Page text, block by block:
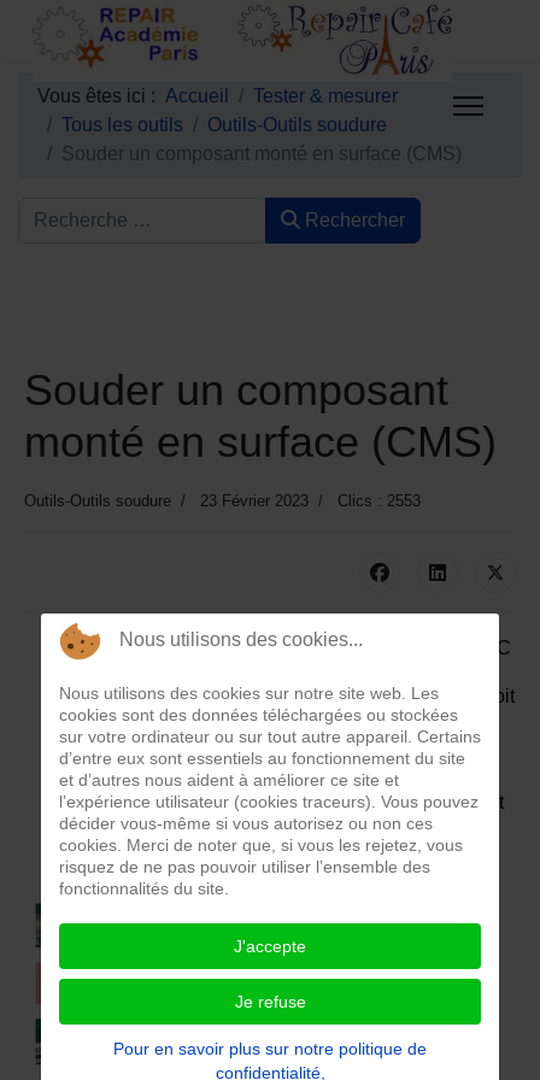
Vous êtes ici : Accueil
Tester & mesurer
Tous les outils
Outils-Outils soudure
Souder un composant monté en surface (CMS)
Rechercher
Souder un composant
monté en surface (CMS)
Outils-Outils soudure 23 Février 2023 Clics : 2553
1) Faire chauffer le fer à souder sur 350°C
2) Appliquer du flux de soudage à l’endroit
où souder les pattes du composant
3) Appliquer du matériau de soudure sur
un des plots de connexion du composant
4) Amener le composant avec une pince
et le souder sur le plot
5) Appliquer du matériau de soudure sur
l’autre plot de connexion du composant
6) De préférence, humidifier avec de
composant avec ses soudures réalisées
Nous utilisons des cookies...
Nous utilisons des cookies sur notre site web. Les
cookies sont des données téléchargées ou stockées
sur votre ordinateur ou sur tout autre appareil. Certains
d’entre eux sont essentiels au fonctionnement du site
et d’autres nous aident à améliorer ce site et
l’expérience utilisateur (cookies traceurs). Vous pouvez
décider vous-même si vous autorisez ou non ces
cookies. Merci de noter que, si vous les rejetez, vous
risquez de ne pas pouvoir utiliser l’ensemble des
fonctionnalités du site.
J'accepte
Je refuse
Pour en savoir plus sur notre politique de
confidentialité,